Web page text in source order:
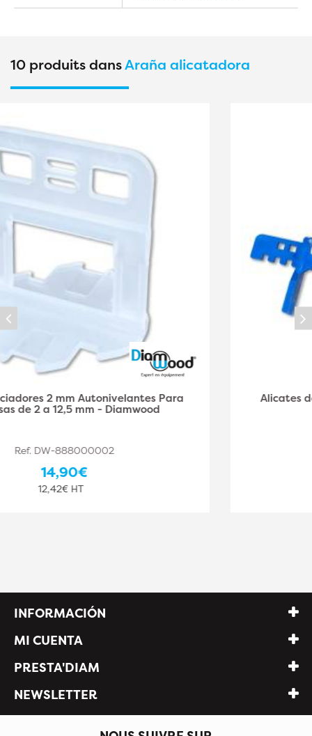
10 produits dansAraña alicatadora
Alicates de cuña de cruceta autonivelantes -
Diamwood
Ref. DW-888000004
INFORMACIÓN
MI CUENTA
PRESTA'DIAM
NEWSLETTER